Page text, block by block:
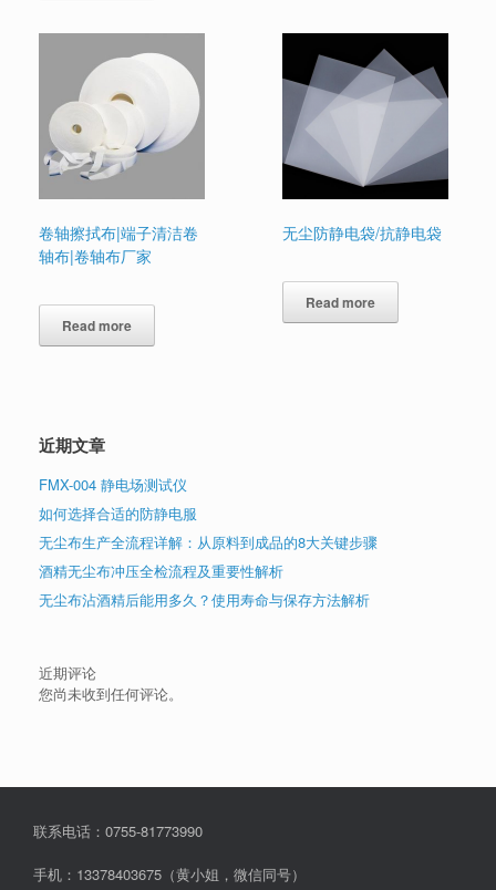
卷轴擦拭布|端子清洁卷
轴布|卷轴布厂家
Read more
无尘防静电袋/抗静电袋
Read more
近期文章
FMX-004 静电场测试仪
如何选择合适的防静电服
无尘布生产全流程详解：从原料到成品的8大关键步骤
酒精无尘布冲压全检流程及重要性解析
无尘布沾酒精后能用多久？使用寿命与保存方法解析
近期评论
您尚未收到任何评论。
联系电话：0755-81773990
手机：13378403675（黄小姐，微信同号）